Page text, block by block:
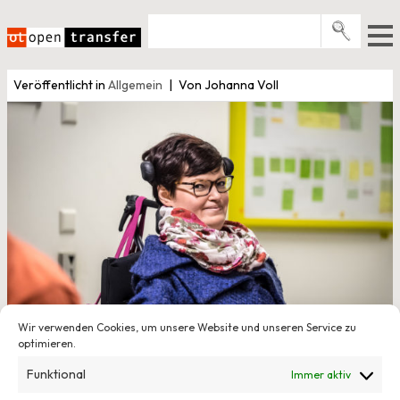
Wir verwenden Cookies, um unsere Website und unseren Service zu
optimieren.
Funktional Immer aktiv
Inhalt
springen
Pro­gramme
Events
Über uns
News
Newsletter
Veröffentlicht in Allgemein Von Johanna Voll
27. März 2015